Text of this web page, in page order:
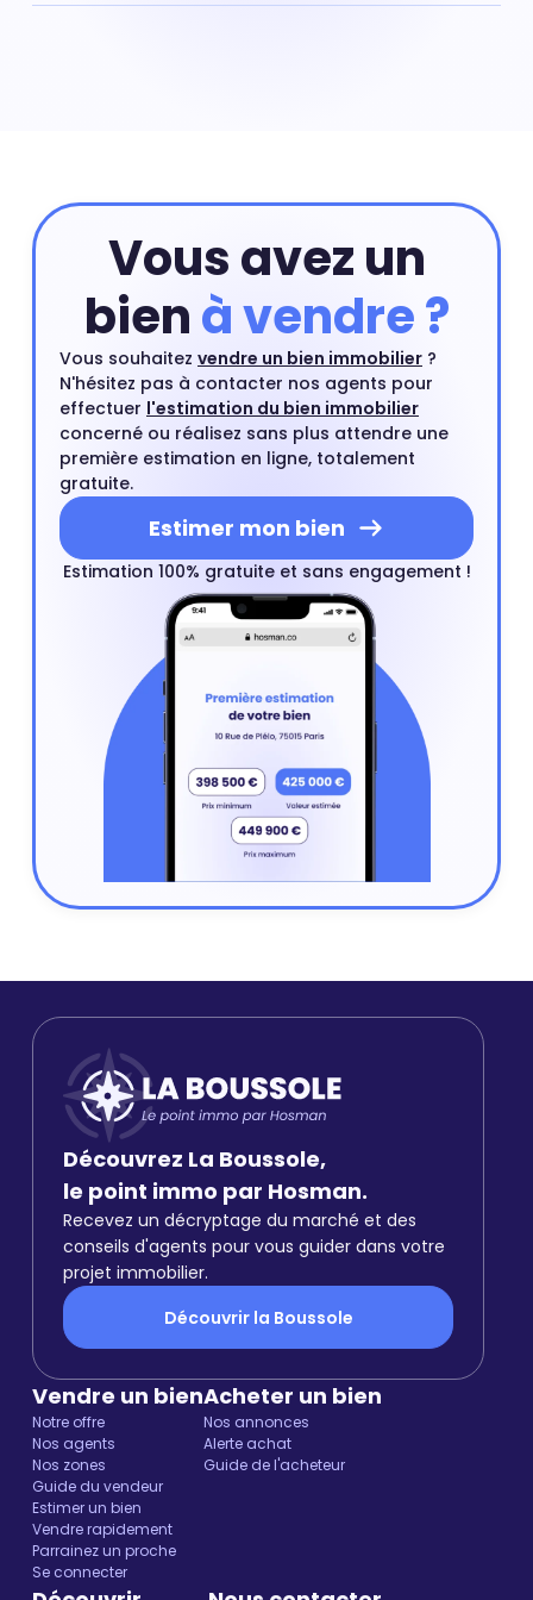
Vous avez un
bienà vendre ?
Vous souhaitez vendre un bien immobilier ?
N'hésitez pas à contacter nos agents pour
effectuer l'estimation du bien immobilier
concerné ou réalisez sans plus attendre une
première estimation en ligne, totalement
gratuite.
Estimer mon bien
Estimation 100% gratuite et sans engagement !
Découvrez La Boussole,
le point immo par Hosman.
Recevez un décryptage du marché et des
conseils d'agents pour vous guider dans votre
projet immobilier.
Découvrir la Boussole
Vendre un bien
Notre offre
Nos agents
Nos zones
Guide du vendeur
Estimer un bien
Vendre rapidement
Parrainez un proche
Se connecter
Acheter un bien
Nos annonces
Alerte achat
Guide de l'acheteur